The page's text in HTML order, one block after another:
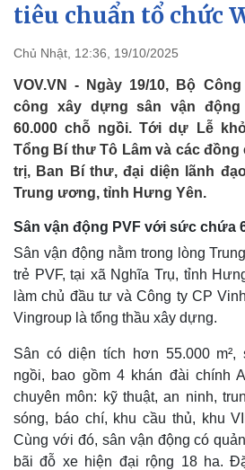
Quốc hội
tiêu chuẩn tổ chức
Chủ Nhật, 12:36, 19/10/2025
VOV.VN - Ngày 19/10, Bộ
công xây dựng sân vận
60.000 chỗ ngồi. Tới dự Lễ
Tổng Bí thư Tô Lâm và các đồng
trị, Ban Bí thư, đại diện lãnh
Trung ương, tỉnh Hưng Yên.
Sân vận động PVF với sức chứa
Sân vận động nằm trong lòng
trẻ PVF, tại xã Nghĩa Trụ, tỉnh
làm chủ đầu tư và Công ty CP
Vingroup là tổng thầu xây dựng.
Sân có diện tích hơn 55.000
ngồi, bao gồm 4 khán đài chính
chuyên môn: kỹ thuật, an ninh,
sóng, báo chí, khu cầu thủ, khu
Cùng với đó, sân vận động có
bãi đỗ xe hiện đại rộng 18 ha.